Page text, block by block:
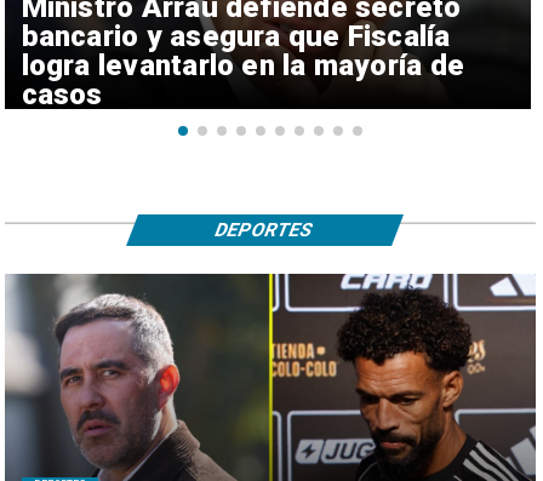
Ministro Arrau defiende secreto
bancario y asegura que Fiscalía
logra levantarlo en la mayoría de
casos
DEPORTES